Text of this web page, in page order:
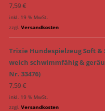
7,59€
inkl. 19 % MwSt.
zzgl. Versandkosten
Trixie Hundespielzeug Soft &
weich schwimmfähig &
Nr. 33476)
7,59€
inkl. 19 % MwSt.
zzgl. Versandkosten